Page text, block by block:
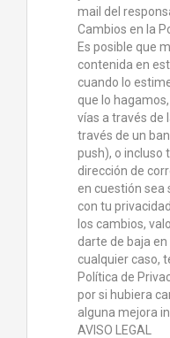
mail del
Cambios en la
Es posible que
contenida en
cuando lo
que lo
vías a través de
través de un
push), o incluso
dirección de
en cuestión sea
con tu
los cambios,
darte de baja
cualquier caso,
Política de
por si hubiera
alguna mejora
AVISO LEGAL